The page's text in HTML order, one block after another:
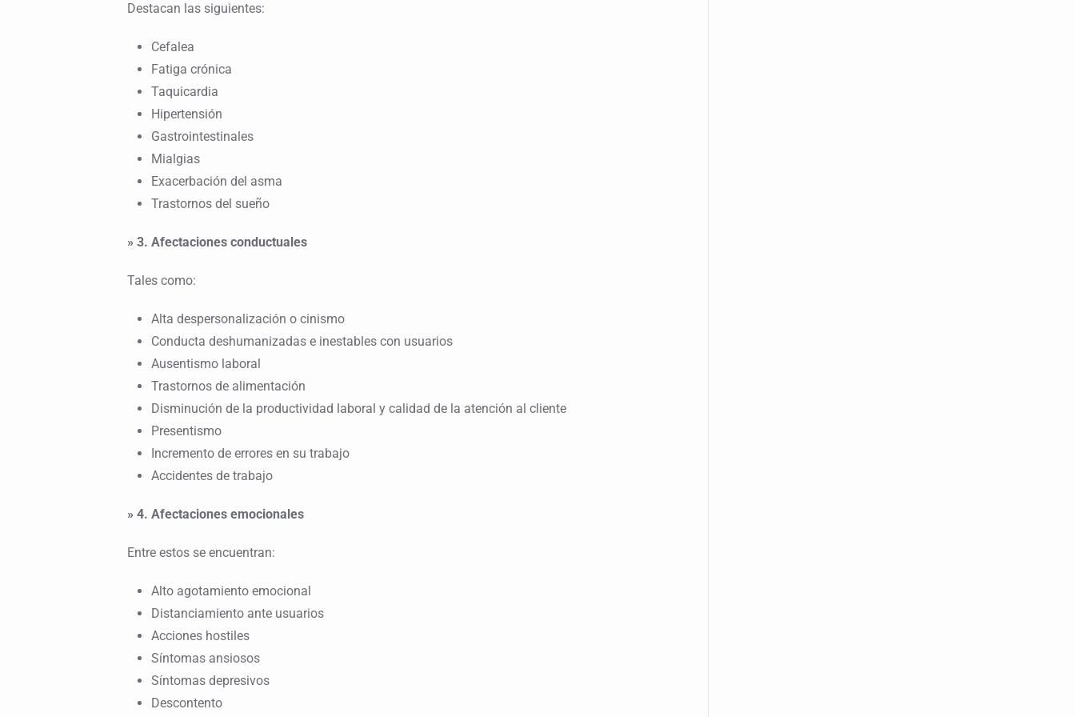
Destacan las siguientes:
Cefalea
Fatiga crónica
Taquicardia
Hipertensión
Gastrointestinales
Mialgias
Exacerbación del asma
Trastornos del sueño
» 3. Afectaciones conductuales
Tales como:
Alta despersonalización o cinismo
Conducta deshumanizadas e inestables con usuarios
Ausentismo laboral
Trastornos de alimentación
Disminución de la productividad laboral y calidad de la atención al cliente
Presentismo
Incremento de errores en su trabajo
Accidentes de trabajo
» 4. Afectaciones emocionales
Entre estos se encuentran:
Alto agotamiento emocional
Distanciamiento ante usuarios
Acciones hostiles
Síntomas ansiosos
Síntomas depresivos
Descontento